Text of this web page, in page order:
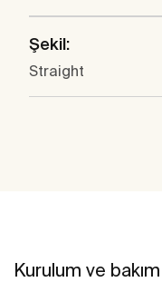
Şekil:
Straight
Kurulum ve bakım